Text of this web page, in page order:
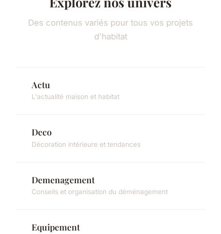
Des contenus variés pour tous vos projets
d'habitat
Actu
L'actualité maison et habitat
Deco
Décoration intérieure et tendances
Demenagement
Conseils et organisation du déménagement
Equipement